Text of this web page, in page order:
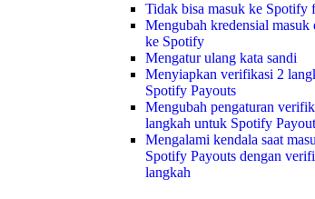
Tidak bisa masuk ke Spotify
Mengubah kredensial
ke Spotify
Mengatur ulang kata sandi
Menyiapkan verifikasi 2
Spotify Payouts
Mengubah pengaturan
langkah untuk Spotify
Mengalami kendala saat
Spotify Payouts dengan
langkah